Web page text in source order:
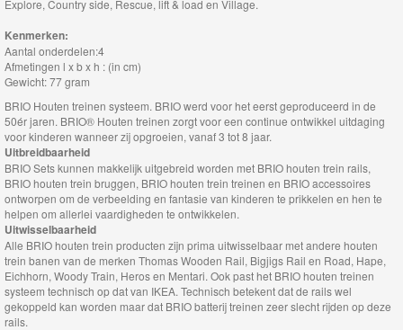
Trein
met
batterij
Brio
Wagons
Brio
voertuigen
Brio
Rails
Networkers
Explore, Country side, Rescue, lift & load en Village.
Kenmerken:
Aantal onderdelen:4
Afmetingen l x b x h : (in cm)
Gewicht: 77 gram
BRIO Houten treinen systeem. BRIO werd voor het eerst geproduceerd in de
50ér jaren. BRIO® Houten treinen zorgt voor een continue ontwikkel uitdaging
voor kinderen wanneer zij opgroeien, vanaf 3 tot 8 jaar.
Uitbreidbaarheid
BRIO Sets kunnen makkelijk uitgebreid worden met BRIO houten trein rails,
BRIO houten trein bruggen, BRIO houten trein treinen en BRIO accessoires
ontworpen om de verbeelding en fantasie van kinderen te prikkelen en hen te
helpen om allerlei vaardigheden te ontwikkelen.
Uitwisselbaarheid
Alle BRIO houten trein producten zijn prima uitwisselbaar met andere houten
trein banen van de merken Thomas Wooden Rail, Bigjigs Rail en Road, Hape,
Eichhorn, Woody Train, Heros en Mentari. Ook past het BRIO houten treinen
systeem technisch op dat van IKEA. Technisch betekent dat de rails wel
gekoppeld kan worden maar dat BRIO batterij treinen zeer slecht rijden op deze
rails.